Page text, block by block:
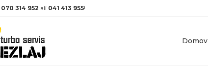
070 314 952 ali 041 413 955!
Domov